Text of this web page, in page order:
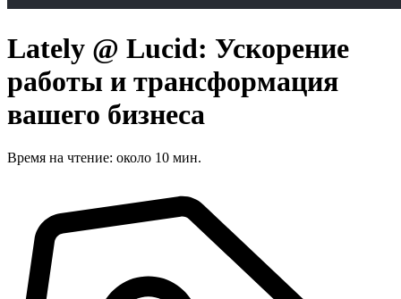
Lately @ Lucid: Ускорение
работы и трансформация
вашего бизнеса
Время на чтение: около 10 мин.